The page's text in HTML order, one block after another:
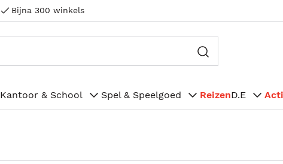
Bijna 300 winkels
Kantoor & School Spel & Speelgoed ReizenD.E